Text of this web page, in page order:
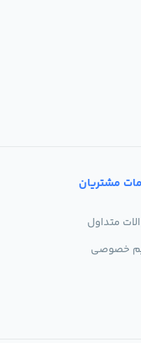
مشتریان
متداول
خصوصی